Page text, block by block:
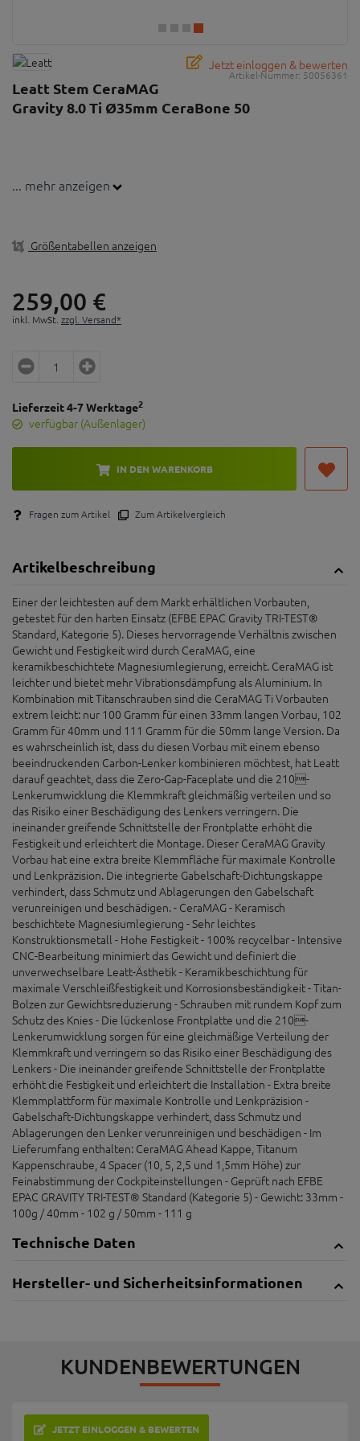
Jetzt einloggen & bewerten
Artikel-Nummer: 50056361
Leatt Stem CeraMAG
Gravity 8.0 Ti Ø35mm CeraBone 50
... mehr anzeigen
Größentabellen anzeigen
259,00 €
inkl. MwSt. zzgl. Versand*
Lieferzeit 4-7 Werktage2
verfügbar (Außenlager)
IN DEN WARENKORB
Fragen zum Artikel Zum Artikelvergleich
Artikelbeschreibung
Einer der leichtesten auf dem Markt erhältlichen Vorbauten,
getestet für den harten Einsatz (EFBE EPAC Gravity TRI-TEST®
Standard, Kategorie 5). Dieses hervorragende Verhältnis zwischen
Gewicht und Festigkeit wird durch CeraMAG, eine
keramikbeschichtete Magnesiumlegierung, erreicht. CeraMAG ist
leichter und bietet mehr Vibrationsdämpfung als Aluminium. In
Kombination mit Titanschrauben sind die CeraMAG Ti Vorbauten
extrem leicht: nur 100 Gramm für einen 33mm langen Vorbau, 102
Gramm für 40mm und 111 Gramm für die 50mm lange Version. Da
es wahrscheinlich ist, dass du diesen Vorbau mit einem ebenso
beeindruckenden Carbon-Lenker kombinieren möchtest, hat Leatt
darauf geachtet, dass die Zero-Gap-Faceplate und die 210-
Lenkerumwicklung die Klemmkraft gleichmäßig verteilen und so
das Risiko einer Beschädigung des Lenkers verringern. Die
ineinander greifende Schnittstelle der Frontplatte erhöht die
Festigkeit und erleichtert die Montage. Dieser CeraMAG Gravity
Vorbau hat eine extra breite Klemmfläche für maximale Kontrolle
und Lenkpräzision. Die integrierte Gabelschaft-Dichtungskappe
verhindert, dass Schmutz und Ablagerungen den Gabelschaft
verunreinigen und beschädigen. - CeraMAG - Keramisch
beschichtete Magnesiumlegierung - Sehr leichtes
Konstruktionsmetall - Hohe Festigkeit - 100% recycelbar - Intensive
CNC-Bearbeitung minimiert das Gewicht und definiert die
unverwechselbare Leatt-Ästhetik - Keramikbeschichtung für
maximale Verschleißfestigkeit und Korrosionsbeständigkeit - Titan-
Bolzen zur Gewichtsreduzierung - Schrauben mit rundem Kopf zum
Schutz des Knies - Die lückenlose Frontplatte und die 210-
Lenkerumwicklung sorgen für eine gleichmäßige Verteilung der
Klemmkraft und verringern so das Risiko einer Beschädigung des
Lenkers - Die ineinander greifende Schnittstelle der Frontplatte
erhöht die Festigkeit und erleichtert die Installation - Extra breite
Klemmplattform für maximale Kontrolle und Lenkpräzision -
Gabelschaft-Dichtungskappe verhindert, dass Schmutz und
Ablagerungen den Lenker verunreinigen und beschädigen - Im
Lieferumfang enthalten: CeraMAG Ahead Kappe, Titanum
Kappenschraube, 4 Spacer (10, 5, 2,5 und 1,5mm Höhe) zur
Feinabstimmung der Cockpiteinstellungen - Geprüft nach EFBE
EPAC GRAVITY TRI-TEST® Standard (Kategorie 5) - Gewicht: 33mm -
100g / 40mm - 102 g / 50mm - 111 g
Technische Daten
Hersteller- und Sicherheitsinformationen
KUNDENBEWERTUNGEN
JETZT EINLOGGEN & BEWERTEN